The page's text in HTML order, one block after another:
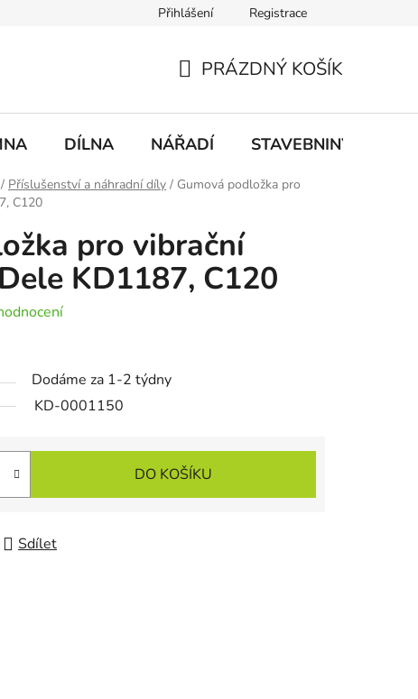
Doprava a platbaPřihlášení Registrace
KOŠÍK
PRÁZDNÝ KOŠÍK
DÍLNA NÁŘADÍ STAVEBNINY
/ Příslušenství a náhradní díly / Gumová podložka pro
C120
pro vibrační
KD1187, C120
Dodáme za 1-2 týdny
KD-0001150
DO KOŠÍKU
Sdílet